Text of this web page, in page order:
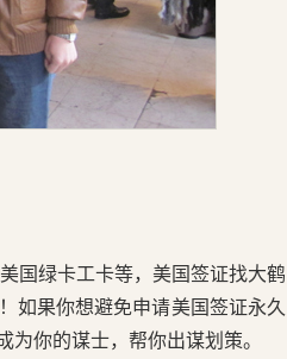
国绿卡工卡等，美国签证找大鹤
如果你想避免申请美国签证永久
你的谋士，帮你出谋划策。